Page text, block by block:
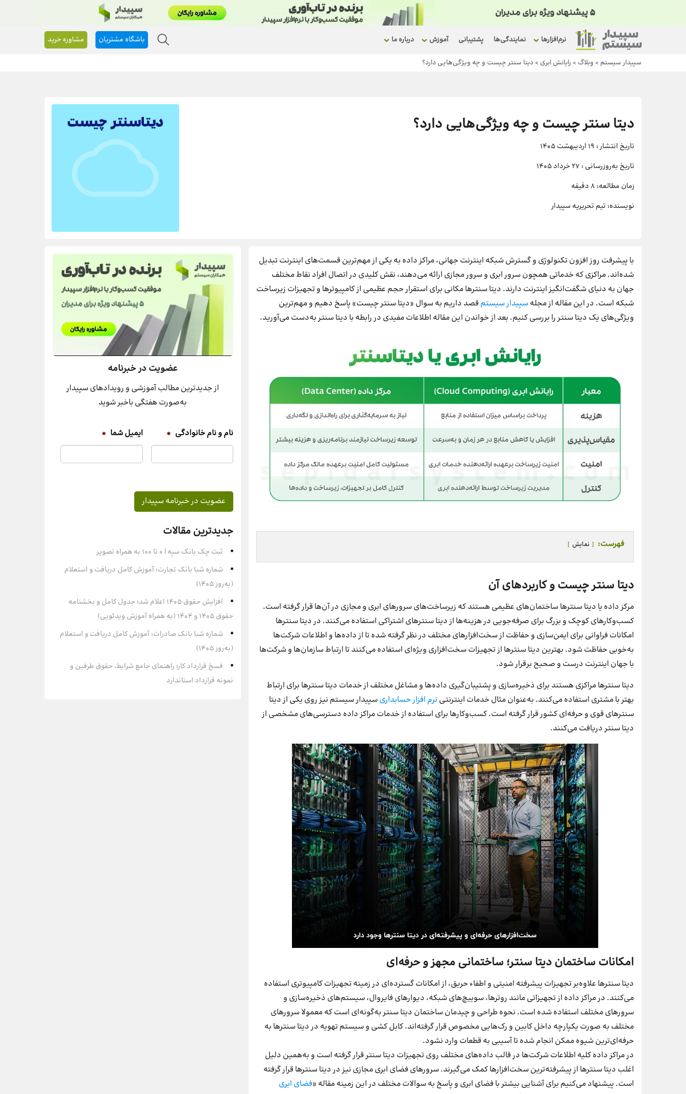
باشگاه مشتریان مشاوره خرید نرم‌افزارها نمایندگی‌ها پشتیبانی آموزش درباره ما
سپیدار سیستم > وبلاگ > رایانش ابری > دیتا سنتر چیست و چه ویژگی‌هایی دارد؟
دیتا سنتر چیست و چه ویژگی‌هایی دارد؟
تاریخ انتشار : 19 اردیبهشت 1405
تاریخ به‌روزرسانی : 27 خرداد 1405
زمان مطالعه: 8 دقیقه
نویسنده: تیم تحریریه سپیدار
با پیشرفت روز افزون تکنولوژی و گسترش شبکه اینترنت جهانی، مراکز داده به یکی از مهم‌ترین قسمت‌های اینترنت تبدیل
شده‌اند. مراکزی که خدماتی همچون سرور ابری و سرور مجازی ارائه می‌دهند، نقش کلیدی در اتصال افراد نقاط مختلف
جهان به دنیای شگفت‌انگیز اینترنت دارند. دیتا سنترها مکانی برای استقرار حجم عظیمی از کامپیوترها و تجهیزات زیرساخت
شبکه است. در این مقاله از مجلهسپیدار سیستم قصد داریم به سوال «دیتا سنتر چیست» پاسخ دهیم و مهم‌ترین
ویژگی‌های یک دیتا سنتر را بررسی کنیم. بعد از خواندن این مقاله اطلاعات مفیدی در رابطه با دیتا سنتر به‌دست می‌آورید.
فهرست: نمایش
دیتا سنتر چیست و کاربردهای آن
مرکز داده یا دیتا سنترها ساختمان‌های عظیمی هستند که زیرساخت‌های سرورهای ابری و مجازی در آن‌ها قرار گرفته است.
کسب‌و‌کارهای کوچک و بزرگ برای صرفه‌جویی در هزینه‌ها از دیتا سنترهای اشتراکی استفاده می‌کنند. در دیتا سنترها
امکانات فراوانی برای ایمن‌سازی و حفاظت از سخت‌افزارهای مختلف در نظر گرفته شده تا از داده‌ها و اطلاعات شرکت‌ها
به‌خوبی حفاظت شود. بهترین دیتا سنترها از تجهیزات سخت‌افزاری ویژه‌ای استفاده می‌کنند تا ارتباط سازمان‌ها و شرکت‌ها
با جهان اینترنت درست و صحیح برقرار شود.
دیتا سنترها مراکزی هستند برای ذخیره‌سازی و پشتیبان‌گیری داده‌ها و مشاغل مختلف از خدمات دیتا سنترها برای ارتباط
بهتر با مشتری استفاده می‌کنند. به‌عنوان مثال خدمات اینترنتی نرم افزار حسابداریسپیدار سیستم نیز روی یکی از دیتا
سنترهای قوی و حرفه‌ای کشور قرار گرفته است. کسب‌و‌کارها برای استفاده از خدمات مراکز داده دسترسی‌های مشخصی از
دیتا سنتر دریافت می‌کنند.
امکانات ساختمان دیتا سنتر؛ ساختمانی مجهز و حرفه‌ای
دیتا سنترها علاوه‌بر تجهیزات پیشرفته امنیتی و اطفاء حریق، از امکانات گسترده‌ای در زمینه تجهیزات کامپیوتری استفاده
می‌کنند. در مراکز داده از تجهیزاتی مانند روترها، سوییچ‌های شبکه، دیوارهای فایروال، سیستم‌های ذخیره‌سازی و
سرورهای مختلف استفاده شده است. نحوه طراحی و چیدمان ساختمان دیتا سنتر به‌گونه‌ای است که معمولا سرورهای
مختلف به صورت یکپارچه داخل کابین و رک‌هایی مخصوص قرار گرفته‌اند. کابل کشی و سیستم تهویه در دیتا سنترها به
حرفه‌ای‌ترین شیوه ممکن انجام شده تا آسیبی به قطعات وارد نشود.
در مراکز داده کلیه اطلاعات شرکت‌ها در قالب داده‌های مختلف روی تجهیزات دیتا سنتر قرار گرفته است و به‌همین دلیل
اغلب دیتا سنترها از پیشرفته‌ترین سخت‌افزارها کمک می‌گیرند. سرورهای فضای ابری مجازی نیز در دیتا سنترها قرار گرفته
است. پیشنهاد می‌کنیم برای آشنایی بیشتر با فضای ابری و پاسخ به سوالات مختلف در این زمینه مقاله «فضای ابری
عضویت در خبرنامه
از جدیدترین مطالب آموزشی و رویدادهای سپیدار
به‌صورت هفتگی باخبر شوید
نام و نام خانوادگی * ایمیل شما *
جدیدترین مقالات
ثبت چک بانک سپه | ۰ تا ۱۰۰ به همراه تصویر
شماره شبا بانک تجارت: آموزش کامل دریافت و استعلام
(به‌روز ۱۴۰۵)
افزایش حقوق 1405 اعلام شد؛ جدول کامل و بخشنامه
حقوق 1405 و 1404 (به همراه آموزش ویدئویی)
شماره شبا بانک صادرات: آموزش کامل دریافت و استعلام
(به‌روز ۱۴۰۵)
فسخ قرارداد کار؛ راهنمای جامع شرایط، حقوق طرفین و
نمونه قرارداد استاندارد